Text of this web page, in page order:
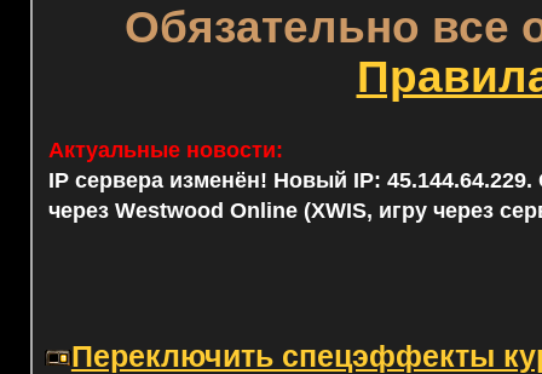
Обязательно все
Актуальные новости:
IP сервера изменён! Новый IP: 45.144.64.229.
через Westwood Online (XWIS, игру через
Переключить спецэффекты